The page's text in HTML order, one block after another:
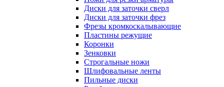
Диски для заточки сверл
Диски для заточки фрез
Фрезы кромкоскалывающие
Пластины режущие
Коронки
Зенковки
Строгальные ножи
Шлифовальные ленты
Пильные диски